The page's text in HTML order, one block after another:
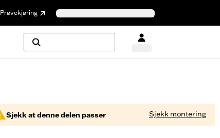
Prøvekjøring
Sjekk at denne delen passer Sjekk montering